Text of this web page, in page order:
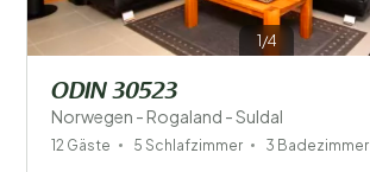
Lage
Kinder
1/4
ODIN 30523
Norwegen - Rogaland - Suldal
12 Gäste 5 Schlafzimmer 3 Badezimmer